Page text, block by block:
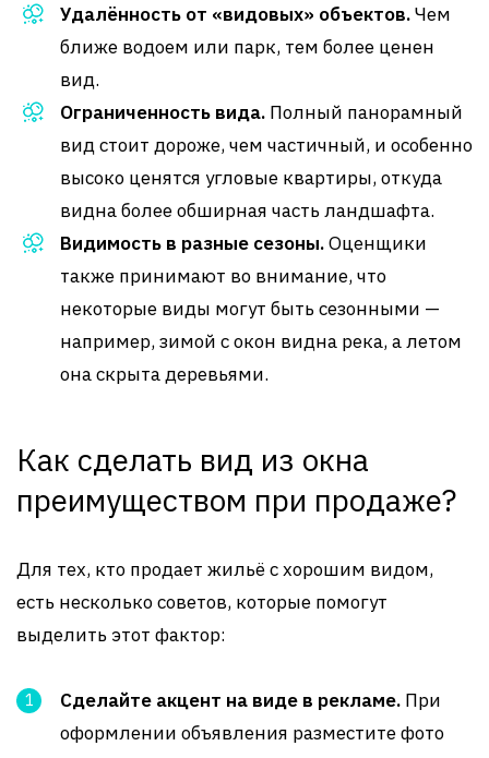
Удалённость от «видовых» объектов.Чем
ближе водоем или парк, тем более ценен
вид.
Ограниченность вида. Полный панорамный
вид стоит дороже, чем частичный, и особенно
высоко ценятся угловые квартиры, откуда
видна более обширная часть ландшафта.
Видимость в разные сезоны.Оценщики
также принимают во внимание, что
некоторые виды могут быть сезонными —
например, зимой с окон видна река, а летом
она скрыта деревьями.
Как сделать вид из окна
преимуществом при продаже?
Для тех, кто продает жильё с хорошим видом,
есть несколько советов, которые помогут
выделить этот фактор:
Сделайте акцент на виде в рекламе. При
оформлении объявления разместите фото